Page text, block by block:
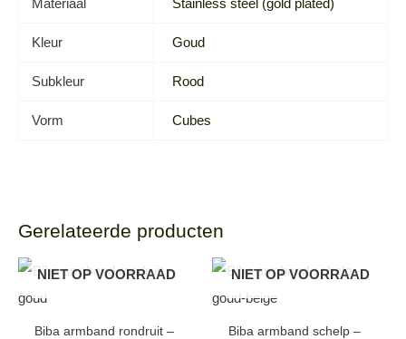
Materiaal Stainless steel (gold plated)
Kleur Goud
Subkleur Rood
Vorm Cubes
Gerelateerde producten
NIET OP VOORRAAD
Biba armband rondruit –
NIET OP VOORRAAD
Biba armband schelp –